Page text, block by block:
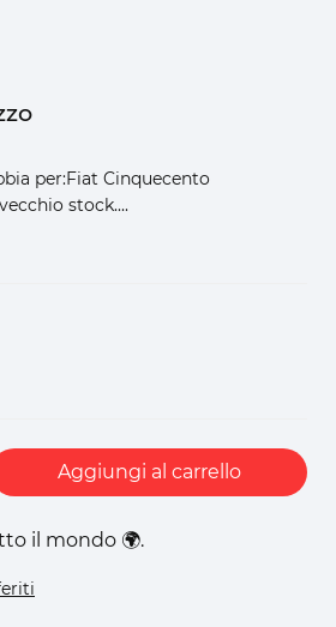
per:Fiat Cinquecento
stock....
Aggiungi al carrello
il mondo 🌍.